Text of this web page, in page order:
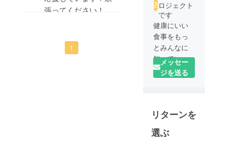
張ってください！
1
ロジェクト
です
健康にいい
食事をもっ
とみんなに
知っていた
だきたい！
地方の食産
上げていき
メッセー
ジを送る
リターンを
選ぶ